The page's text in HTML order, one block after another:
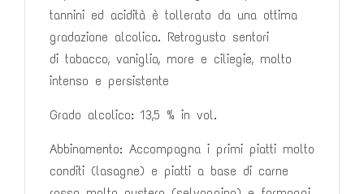
tannini ed acidità è tollerato da una ottima
gradazione alcolica. Retrogusto sentori
di tabacco, vaniglia, more e ciliegie, molto
intenso e persistente
Grado alcolico: 13,5 % in vol.
Abbinamento: Accompagna i primi piatti molto
conditi (lasagne) e piatti a base di carne